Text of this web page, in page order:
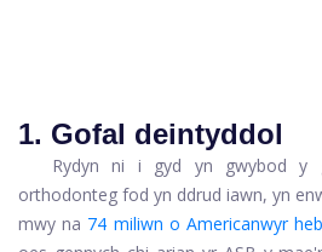
1. Gofal deintyddol
Rydyn ni i gyd yn gwybod y
orthodonteg fod yn ddrud iawn, yn
mwy na 74 miliwn o Americanwyr